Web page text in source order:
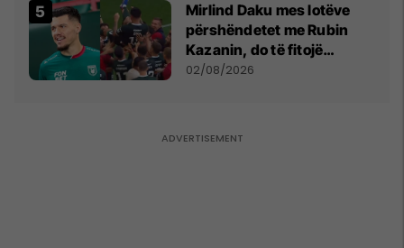
Mirlind Daku mes lotëve
përshëndetet me Rubin
Kazanin, do të fitojë
miliona te Spartak Moska
02/08/2026